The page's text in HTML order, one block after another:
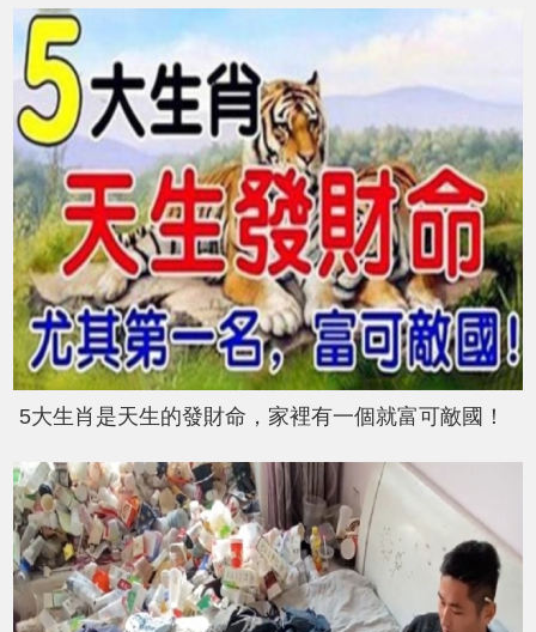
5大生肖是天生的發財命，家裡有一個就富可敵國！